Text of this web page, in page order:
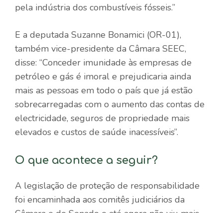
pela indústria dos combustíveis fósseis.”
E a deputada Suzanne Bonamici (OR-01),
também vice-presidente da Câmara SEEC,
disse: “Conceder imunidade às empresas de
petróleo e gás é imoral e prejudicaria ainda
mais as pessoas em todo o país que já estão
sobrecarregadas com o aumento das contas de
electricidade, seguros de propriedade mais
elevados e custos de saúde inacessíveis”.
O que acontece a seguir?
A legislação de proteção de responsabilidade
foi encaminhada aos comitês judiciários da